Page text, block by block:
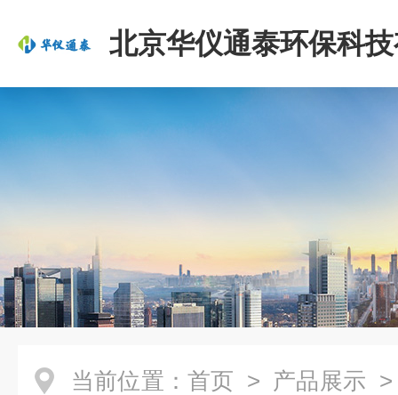
北京华仪通泰环保科
司
当前位置： 首页 > 产品展示